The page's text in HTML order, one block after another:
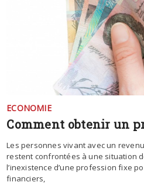
ECONOMIE
Comment obtenir un
Les personnes vivant avec un
restent confrontées à une situation
l’inexistence d’une profession fixe
financiers,